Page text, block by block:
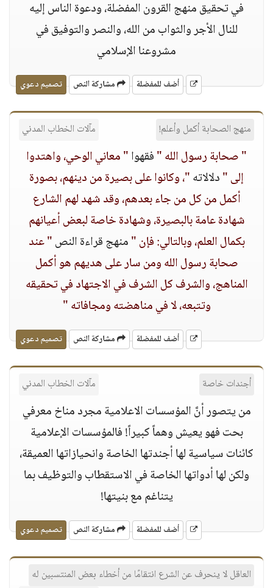
في تحقيق منهج القرون المفضلة، ودعوة الناس إليه
للنال الأجر والثواب من الله، والنصر والتوفيق في
مشروعنا الإسلامي
أضف للمفضلة مشاركة النص تصميم دعوي
منهج الصحابة أكمل وأعلم! مآلات الخطاب المدني
" صحابة رسول الله "فقهوا" معاني الوحي، واهتدوا
إلى "دلالاته"، وكانوا على بصيرة من دينهم، بصورة
أكمل من كل من جاء بعدهم، وقد شهد لهم الشارع
شهادة عامة بالبصيرة، وشهادة خاصة لبعض أعيانهم
بكمال العلم، وبالتالي: فإن "منهج قراءة النص" عند
صحابة رسول الله ومن سار على هديهم هو أكمل
المناهج، والشرف كل الشرف في الاجتهاد في تحقيقه
وتتبعه، لا في مناهضته ومجافاته "
أضف للمفضلة مشاركة النص تصميم دعوي
أجندات خاصة مآلات الخطاب المدني
من يتصور أنَّ المؤسسات الاعلامية مجرد مناخ معرفي
بحت فهو يعيش وهماً كبيراً! فالمؤسسات الإعلامية
كائنات سياسية لها أجندتها الخاصة وانحيازاتها العميقة،
ولكن لها أدواتها الخاصة في الاستقطاب والتوظيف بما
يتناغم مع بنيتها!
أضف للمفضلة مشاركة النص تصميم دعوي
العاقل لا ينحرف عن الشرع انتقامًا من أخطاء بعض المنتسبين له